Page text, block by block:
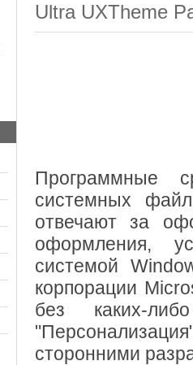
Ultra UXTheme
Программные
системных
отвечают за
оформления,
системой
корпорации
без каких-
сторонними